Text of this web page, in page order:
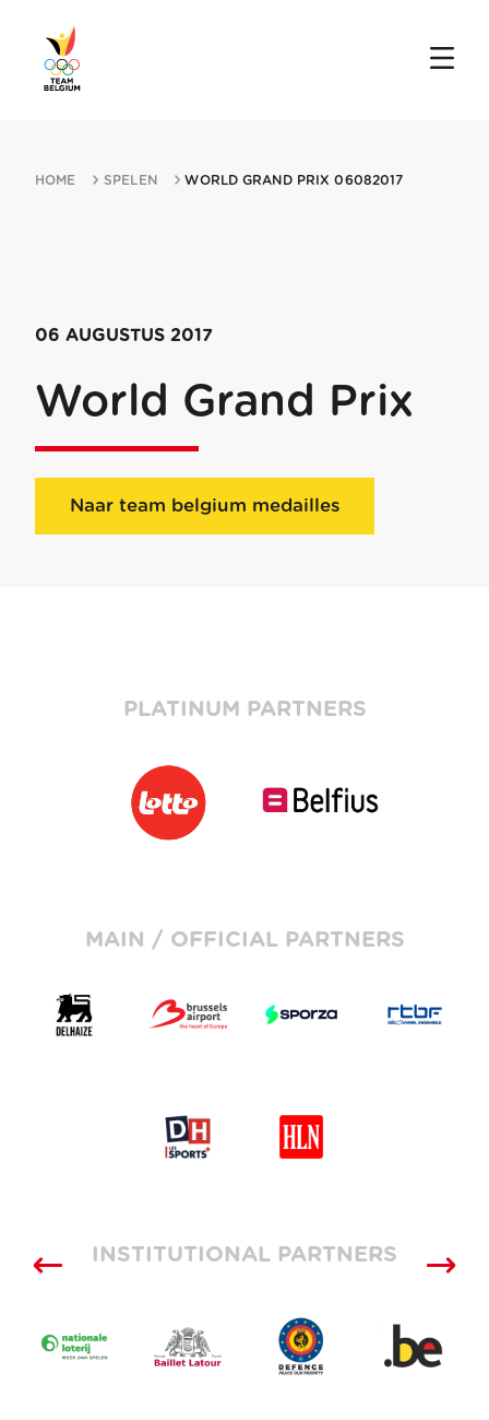
HOME SPELEN WORLD GRAND PRIX 06082017
06 AUGUSTUS 2017
World Grand Prix
Naar team belgium medailles
PLATINUM PARTNERS
MAIN / OFFICIAL PARTNERS
INSTITUTIONAL PARTNERS